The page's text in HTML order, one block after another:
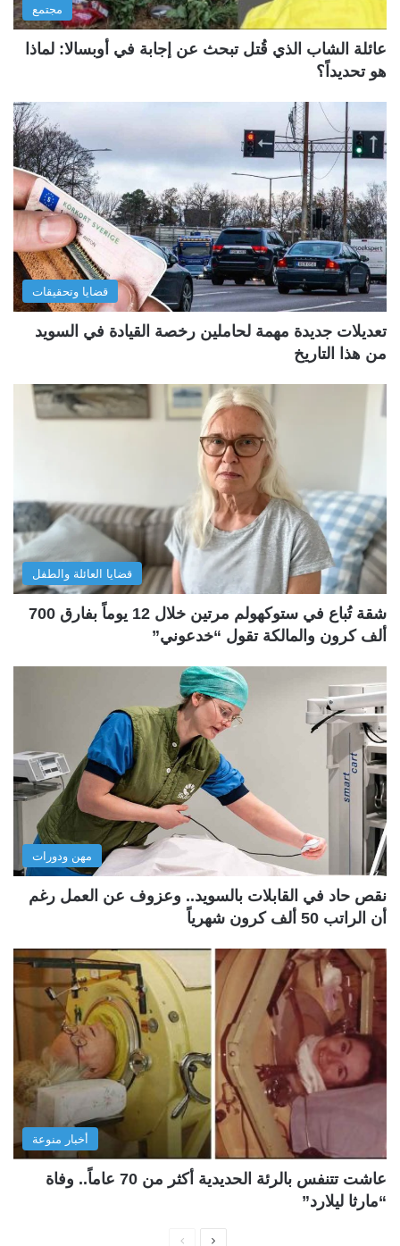
مجتمع
عائلة الشاب الذي قُتل تبحث عن إجابة في أوبسالا: لماذا
هو تحديداً؟
قضايا وتحقيقات
تعديلات جديدة مهمة لحاملين رخصة القيادة في السويد
من هذا التاريخ
قضايا العائلة والطفل
شقة تُباع في ستوكهولم مرتين خلال 12 يوماً بفارق 700
ألف كرون والمالكة تقول “خدعوني”
مهن ودورات
نقص حاد في القابلات بالسويد.. وعزوف عن العمل رغم
أن الراتب 50 ألف كرون شهرياً
أخبار منوعة
عاشت تتنفس بالرئة الحديدية أكثر من 70 عاماً.. وفاة
“مارثا ليلارد”